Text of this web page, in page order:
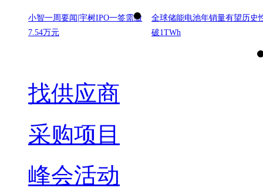
小智一周要闻|宇树IPO一签需缴
7.54万元
全球储能电池年销量有望历史
破1TWh
找供应商
采购项目
峰会活动